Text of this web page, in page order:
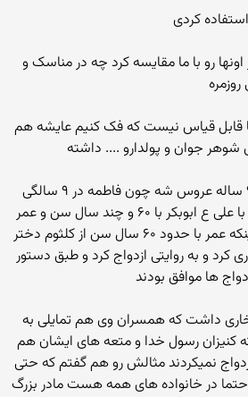
کردی
رو با ما مقایسه کرد چه در مناسک و
قابل قیاس نیست که فک کنیم عایشه هم
شوهر جوان و پولدارو .... داشته
اون زمان عرف بوده دختر ۹ ساله عروس شه چون فاطمه در ۹ سالگی
عروس شد و قبل از ازدواج با علی ع ابوبکر با ۶۰ و چند سال سن و عمر
از او خواستگاری کردند یا اینکه عمر با حدود ۶۰ سال سن از کلثوم دختر
کرد و به روایتی ازدواج کرد و طبق دستور
ها موافق بودند
داشت که همسران وی هم تمایلی به
کنیزان رسول خدا و متعه های ایشان هم
نمیکردند مثالش رو هم گفتم که حتی
حتما در خانواده های همه هست مادر بزرگ